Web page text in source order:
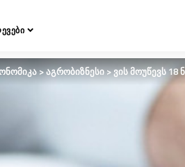
>აგრობიზნესი>ვის მოუწევს